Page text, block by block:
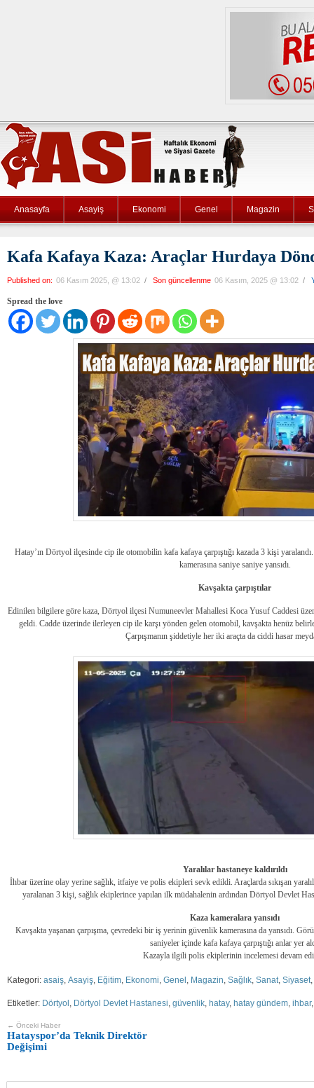
Anasayfa Asayiş Ekonomi Genel Magazin
Kafa Kafaya Kaza: Araçlar Hurdaya
Published on: 06 Kasım 2025, @ 13:02 / Son güncellenme 06 Kasım, 2025 @ 13:02 /
Spread the love
Hatay’ın Dörtyol ilçesinde cip ile otomobilin kafa kafaya çarpıştığı kazada 3 kişi
kamerasına saniye saniye yansıdı.
Kavşakta çarpıştılar
Edinilen bilgilere göre kaza, Dörtyol ilçesi Numuneevler Mahallesi Koca Yusuf Caddesi
geldi. Cadde üzerinde ilerleyen cip ile karşı yönden gelen otomobil, kavşakta henüz
Çarpışmanın şiddetiyle her iki araçta da ciddi hasar
Yaralılar hastaneye kaldırıldı
İhbar üzerine olay yerine sağlık, itfaiye ve polis ekipleri sevk edildi. Araçlarda sıkışan
yaralanan 3 kişi, sağlık ekiplerince yapılan ilk müdahalenin ardından Dörtyol Devlet
Kaza kameralara yansıdı
Kavşakta yaşanan çarpışma, çevredeki bir iş yerinin güvenlik kamerasına da yansıdı.
saniyeler içinde kafa kafaya çarpıştığı anlar yer
Kazayla ilgili polis ekiplerinin incelemesi devam
Kategori: asaiş, Asayiş, Eğitim, Ekonomi, Genel , Magazin, Sağlık, Sanat, Siyaset,
Etiketler: Dörtyol , Dörtyol Devlet Hastanesi, güvenlik, hatay, hatay gündem, ihbar
← Önceki Haber
Hatayspor’da Teknik Direktör
Değişimi